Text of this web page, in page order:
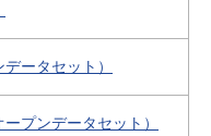
ータセット）
プンデータセット）